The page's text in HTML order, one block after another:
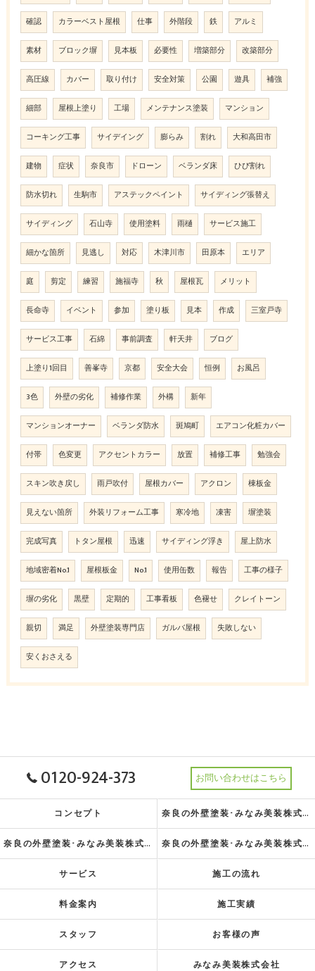
確認 カラーベスト屋根 仕事 外階段 鉄 アルミ
素材 ブロック塀 見本板 必要性 増築部分 改築部分
高圧線 カバー 取り付け 安全対策 公園 遊具 補強
細部 屋根上塗り 工場 メンテナンス塗装 マンション
コーキング工事 サイデイング 膨らみ 割れ 大和高田市
建物 症状 奈良市 ドローン ベランダ床 ひび割れ
防水切れ 生駒市 アステックペイント サイディング張替え
サイディング 石山寺 使用塗料 雨樋 サービス施工
細かな箇所 見逃し 対応 木津川市 田原本 エリア
庭 剪定 練習 施福寺 秋 屋根瓦 メリット
長命寺 イベント 参加 塗り板 見本 作成 三室戸寺
サービス工事 石綿 事前調査 軒天井 ブログ
上塗り1回目 善峯寺 京都 安全大会 恒例 お風呂
3色 外壁の劣化 補修作業 外構 新年
マンションオーナー ベランダ防水 斑鳩町 エアコン化粧カバー
付帯 色変更 アクセントカラー 放置 補修工事 勉強会
スキン吹き戻し 雨戸吹付 屋根カバー アクロン 棟板金
見えない箇所 外装リフォーム工事 寒冷地 凍害 塀塗装
完成写真 トタン屋根 迅速 サイディング浮き 屋上防水
地域密着No.1 屋根板金 No.1 使用缶数 報告 工事の様子
塀の劣化 黒壁 定期的 工事看板 色褪せ クレイトーン
親切 満足 外壁塗装専門店 ガルバ屋根 失敗しない
安くおさえる
0120-924-373 お問い合わせはこちら
コンセプト 奈良の外壁塗装･みなみ美装株式会社の理念
奈良の外壁塗装･みなみ美装株式会社の特徴 奈良の外壁塗装･みなみ美装株式会社の指針
サービス 施工の流れ
料金案内 施工実績
スタッフ お客様の声
アクセス みなみ美装株式会社